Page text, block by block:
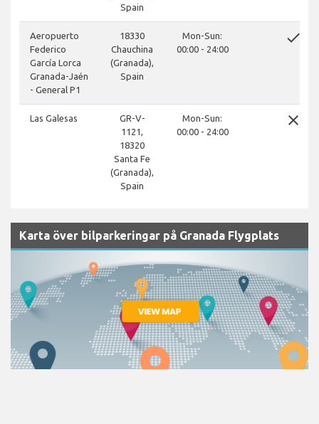
Spain
Aeropuerto
Federico
García Lorca
Granada-Jaén
- General P1
18330
Chauchina
(Granada),
Spain
Mon-Sun:
00:00 - 24:00
done
Las Galesas
GR-V-
1121,
18320
Santa Fe
(Granada),
Spain
Mon-Sun:
00:00 - 24:00
close
Karta över bilparkeringar på Granada Flygplats